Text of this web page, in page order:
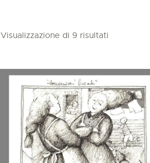
Visualizzazione di 9 risultati